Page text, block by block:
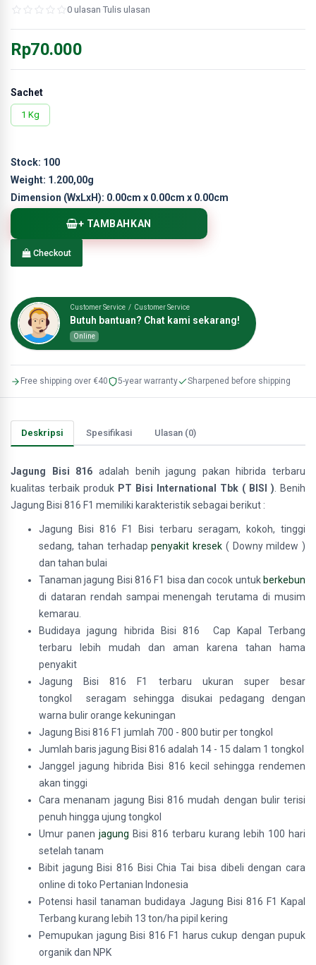
0 ulasan Tulis ulasan
Rp70.000
Sachet
1 Kg
Stock: 100
Weight: 1.200,00g
Dimension (WxLxH): 0.00cm x 0.00cm x 0.00cm
+ TAMBAHKAN
Checkout
Customer Service / Customer Service
Butuh bantuan? Chat kami sekarang!
Online
Free shipping over €40 5-year warranty Sharpened before shipping
Deskripsi Spesifikasi Ulasan (0)
Jagung Bisi 816 adalah benih jagung pakan hibrida terbaru
kualitas terbaik produk PT Bisi International Tbk ( BISI ) . Benih
Jagung Bisi 816 F1 memiliki karakteristik sebagai berikut :
Jagung Bisi 816 F1 Bisi terbaru seragam, kokoh, tinggi
sedang, tahan terhadappenyakit kresek ( Downy mildew )
dan tahan bulai
Tanaman jagung Bisi 816 F1 bisa dan cocok untuk berkebun
di dataran rendah sampai menengah terutama di musim
kemarau.
Budidaya jagung hibrida Bisi 816 Cap Kapal Terbang
terbaru lebih mudah dan aman karena tahan hama
penyakit
Jagung Bisi 816 F1 terbaru ukuran super besar
tongkol seragam sehingga disukai pedagang dengan
warna bulir orange kekuningan
Jagung Bisi 816 F1 jumlah 700 - 800 butir per tongkol
Jumlah baris jagung Bisi 816 adalah 14 - 15 dalam 1 tongkol
Janggel jagung hibrida Bisi 816 kecil sehingga rendemen
akan tinggi
Cara menanam jagung Bisi 816 mudah dengan bulir terisi
penuh hingga ujung tongkol
Umur panen jagung Bisi 816 terbaru kurang lebih 100 hari
setelah tanam
Bibit jagung Bisi 816 Bisi Chia Tai bisa dibeli dengan cara
online di toko Pertanian Indonesia
Potensi hasil tanaman budidaya Jagung Bisi 816 F1 Kapal
Terbang kurang lebih 13 ton/ha pipil kering
Pemupukan jagung Bisi 816 F1 harus cukup dengan pupuk
organik dan NPK